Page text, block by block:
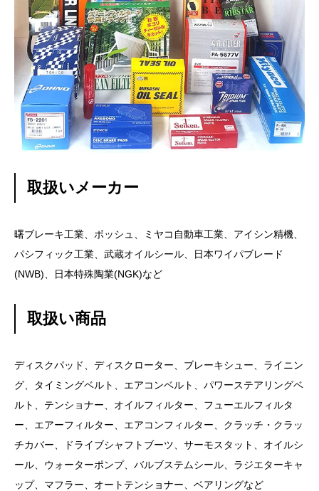
取扱いメーカー
曙ブレーキ工業、ボッシュ、ミヤコ自動車工業、アイシン精機、
パシフィック工業、武蔵オイルシール、日本ワイパブレード
(NWB)、日本特殊陶業(NGK)など
取扱い商品
ディスクパッド、ディスクローター、ブレーキシュー、ライニン
グ、タイミングベルト、エアコンベルト、パワーステアリングベ
ルト、テンショナー、オイルフィルター、フューエルフィルタ
ー、エアーフィルター、エアコンフィルター、クラッチ・クラッ
チカバー、ドライブシャフトブーツ、サーモスタット、オイルシ
ール、ウォーターポンプ、バルブステムシール、ラジエターキャ
ップ、マフラー、オートテンショナー、ベアリングなど